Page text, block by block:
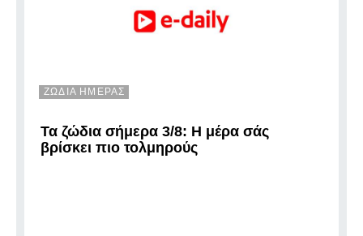
ΖΩΔΙΑ ΗΜΕΡΑΣ
Τα ζώδια σήμερα 3/8: Η μέρα σάς
βρίσκει πιο τολμηρούς